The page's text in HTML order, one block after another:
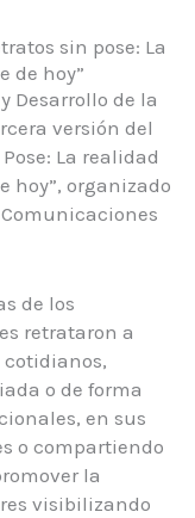
sin pose: La
de hoy”
Desarrollo de la
versión del
La realidad
hoy”, organizado
de los
retrataron a
cotidianos,
o de forma
en sus
o compartiendo
la
visibilizando